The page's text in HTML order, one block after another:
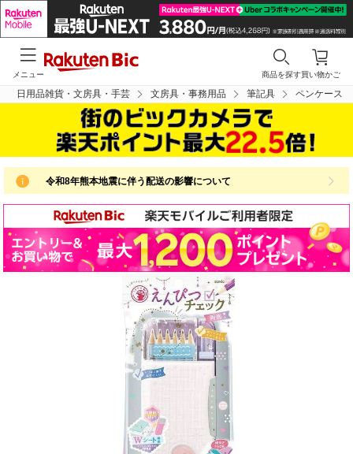
買い物かご
商品を探す
メニュー
日用品雑貨・文房具・手芸 文房具・事務用品 筆記具 ペンケース
令和8年熊本地震に伴う配送の影響について